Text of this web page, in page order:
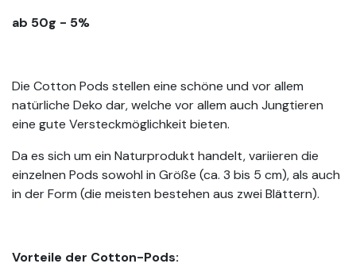
ab 50g - 5%
Die Cotton Pods stellen eine schöne und vor allem
natürliche Deko dar, welche vor allem auch Jungtieren
eine gute Versteckmöglichkeit bieten.
Da es sich um ein Naturprodukt handelt, variieren die
einzelnen Pods sowohl in Größe (ca. 3 bis 5 cm), als auch
in der Form (die meisten bestehen aus zwei Blättern).
Vorteile der Cotton-Pods: